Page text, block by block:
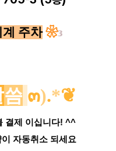
주차 ❀з
씀 ๓).*❦
결제 이십니다! ^^
자동취소 되세요